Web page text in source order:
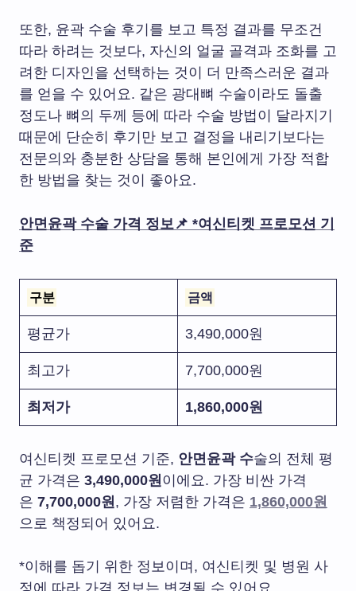
또한, 윤곽 수술 후기를 보고 특정 결과를 무조건
따라 하려는 것보다, 자신의 얼굴 골격과 조화를 고
려한 디자인을 선택하는 것이 더 만족스러운 결과
를 얻을 수 있어요. 같은 광대뼈 수술이라도 돌출
정도나 뼈의 두께 등에 따라 수술 방법이 달라지기
때문에 단순히 후기만 보고 결정을 내리기보다는
전문의와 충분한 상담을 통해 본인에게 가장 적합
한 방법을 찾는 것이 좋아요.
안면윤곽 수술 가격 정보📌 *여신티켓 프로모션 기
준
구분 금액
평균가 3,490,000원
최고가 7,700,000원
최저가 1,860,000원
여신티켓 프로모션 기준, 안면윤곽 수술의 전체 평
균 가격은 3,490,000원이에요. 가장 비싼 가격
은 7,700,000원, 가장 저렴한 가격은 1,860,000원
으로 책정되어 있어요.
*이해를 돕기 위한 정보이며, 여신티켓 및 병원 사